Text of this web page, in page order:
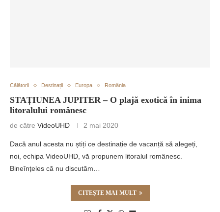
Călătorii Destinații Europa România
STAȚIUNEA JUPITER – O plajă exotică în inima
litoralului românesc
de către VideoUHD 2 mai 2020
Dacă anul acesta nu știți ce destinație de vacanță să alegeți,
noi, echipa VideoUHD, vă propunem litoralul românesc.
Bineînțeles că nu discutăm…
CITEȘTE MAI MULT